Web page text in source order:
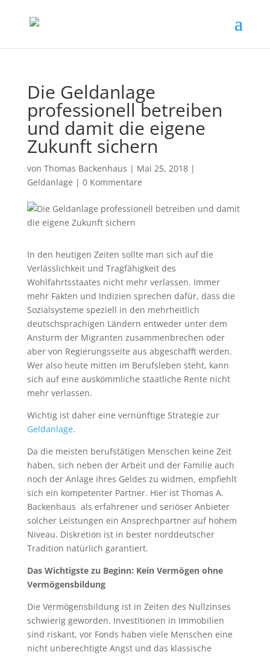
Die Geldanlage
professionell betreiben
und damit die eigene
Zukunft sichern
von Thomas Backenhaus | Mai 25, 2018|
Geldanlage | 0 Kommentare
In den heutigen Zeiten sollte man sich auf die
Verlässlichkeit und Tragfähigkeit des
Wohlfahrtsstaates nicht mehr verlassen. Immer
mehr Fakten und Indizien sprechen dafür, dass die
Sozialsysteme speziell in den mehrheitlich
deutschsprachigen Ländern entweder unter dem
Ansturm der Migranten zusammenbrechen oder
aber von Regierungsseite aus abgeschafft werden.
Wer also heute mitten im Berufsleben steht, kann
sich auf eine auskömmliche staatliche Rente nicht
mehr verlassen.
Wichtig ist daher eine vernünftige Strategie zur
Geldanlage.
Da die meisten berufstätigen Menschen keine Zeit
haben, sich neben der Arbeit und der Familie auch
noch der Anlage ihres Geldes zu widmen, empfiehlt
sich ein kompetenter Partner. Hier ist Thomas A.
Backenhaus als erfahrener und seriöser Anbieter
solcher Leistungen ein Ansprechpartner auf hohem
Niveau. Diskretion ist in bester norddeutscher
Tradition natürlich garantiert.
Das Wichtigste zu Beginn: Kein Vermögen ohne
Vermögensbildung
Die Vermögensbildung ist in Zeiten des Nullzinses
schwierig geworden. Investitionen in Immobilien
sind riskant, vor Fonds haben viele Menschen eine
nicht unberechtigte Angst und das klassische